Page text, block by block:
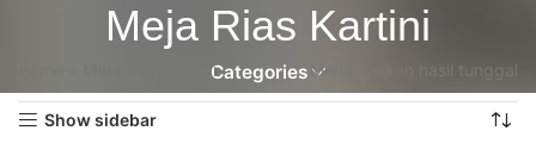
Meja Rias Kartini
Categories
Meja Rias Kartini Menampilkan hasil tunggal
Show sidebar